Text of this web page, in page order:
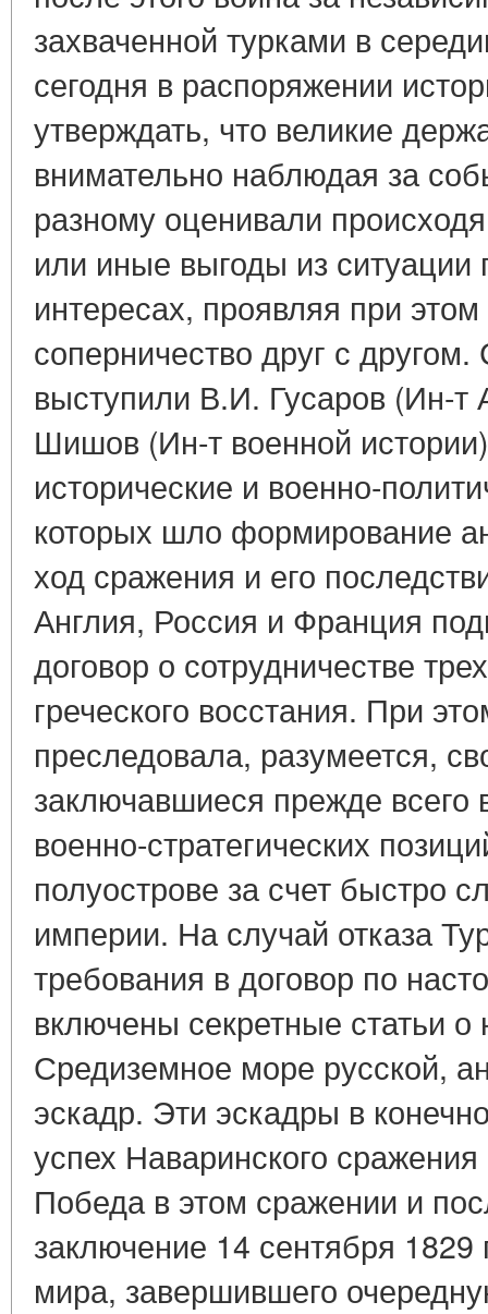
захваченной турками в
сегодня в распоряжении
утверждать, что великие
внимательно наблюдая за
разному оценивали
или иные выгоды из ситуации
интересах, проявляя при
соперничество друг с
выступили В.И. Гусаров (Ин-
Шишов (Ин-т военной
исторические и военно-
которых шло формирование
ход сражения и его
Англия, Россия и Франция
договор о сотрудничестве
греческого восстания. При
преследовала, разумеется,
заключавшиеся прежде всего
военно-стратегических
полуострове за счет быстро
империи. На случай отказа
требования в договор по
включены секретные статьи о
Средиземное море русской,
эскадр. Эти эскадры в
успех Наваринского
Победа в этом сражении и
заключение 14 сентября 1829
мира, завершившего